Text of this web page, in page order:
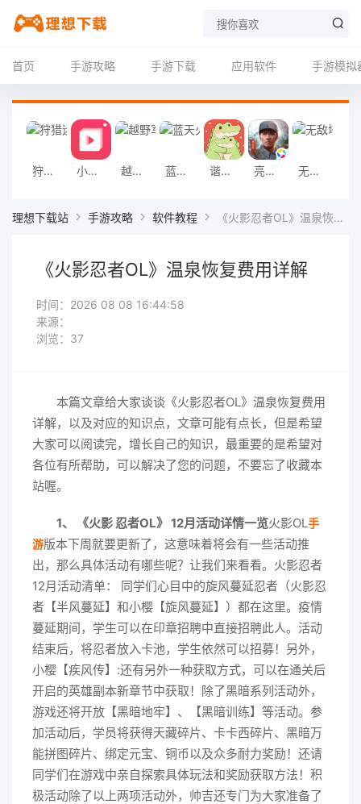
首页 手游攻略 手游下载 应用软件 手游模拟
狩猎迷城恐龙大战游戏 小影记app 越野军事卡车司机游戏 蓝天火龙传奇安卓版 谐音梗游戏 亮剑2026官方版 无敌塔防王游戏
理想下载站 手游攻略 软件教程 《火影忍者OL》温泉恢复费用详解
《火影忍者OL》温泉恢复费用详解
时间：2026 08 08 16:44:58
来源：
浏览：37
本篇文章给大家谈谈《火影忍者OL》温泉恢复费用
详解，以及对应的知识点，文章可能有点长，但是希望
大家可以阅读完，增长自己的知识，最重要的是希望对
各位有所帮助，可以解决了您的问题，不要忘了收藏本
站喔。
1、 《火影 忍者OL》 12月活动详情一览火影OL手
游版本下周就要更新了，这意味着将会有一些活动推
出，那么具体活动有哪些呢？让我们来看看。火影忍者
12月活动清单： 同学们心目中的旋风蔓延忍者（火影忍
者【半风蔓延】和小樱【旋风蔓延】）都在这里。疫情
蔓延期间，学生可以在印章招聘中直接招聘此人。活动
结束后，将忍者放入卡池，学生依然可以招募！另外，
小樱【疾风传】:还有另外一种获取方式，可以在通关后
开启的英雄副本新章节中获取！除了黑暗系列活动外，
游戏还将开放【黑暗地牢】、【黑暗训练】等活动。参
加活动后，学员将获得天藏碎片、卡卡西碎片、黑暗万
能拼图碎片、绑定元宝、铜币以及众多耐力奖励！还请
同学们在游戏中亲自探索具体玩法和奖励获取方法！积
极活动除了以上两项活动外，帅吉还专门为大家准备了